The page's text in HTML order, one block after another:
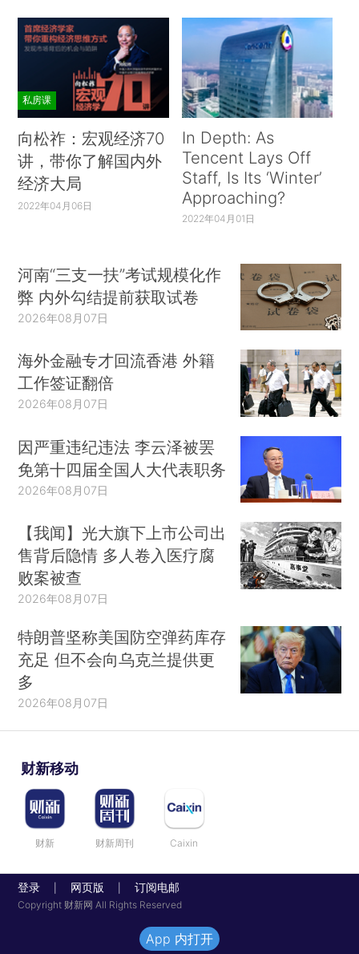
私房课
向松祚：宏观经济70
讲，带你了解国内外
经济大局
2022年04月06日
In Depth: As
Tencent Lays Off
Staff, Is Its ‘Winter’
Approaching?
2022年04月01日
河南“三支一扶”考试规模化作
弊 内外勾结提前获取试卷
2026年08月07日
海外金融专才回流香港 外籍
工作签证翻倍
2026年08月07日
因严重违纪违法 李云泽被罢
免第十四届全国人大代表职务
2026年08月07日
【我闻】光大旗下上市公司出
售背后隐情 多人卷入医疗腐
败案被查
2026年08月07日
特朗普坚称美国防空弹药库存
充足 但不会向乌克兰提供更
多
2026年08月07日
财新移动
财新 财新周刊 Caixin
登录 网页版 订阅电邮
Copyright 财新网 All Rights Reserved
App 内打开